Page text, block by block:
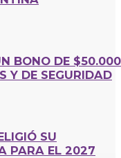
BONO DE $50.000
Y DE SEGURIDAD
SU
PARA EL 2027